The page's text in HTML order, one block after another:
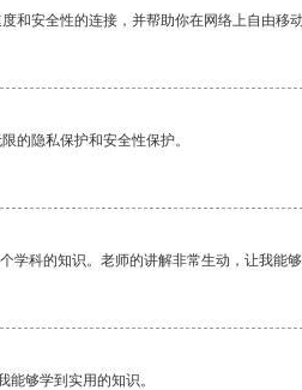
和安全性的连接，并帮助你在网络上自由移动
的隐私保护和安全性保护。
学科的知识。老师的讲解非常生动，让我能够
够学到实用的知识。